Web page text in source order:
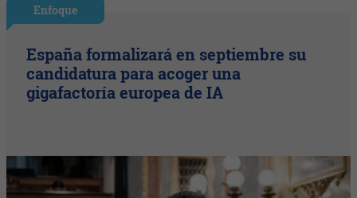
Enfoque
España formalizará en septiembre su
candidatura para acoger una
gigafactoría europea de IA